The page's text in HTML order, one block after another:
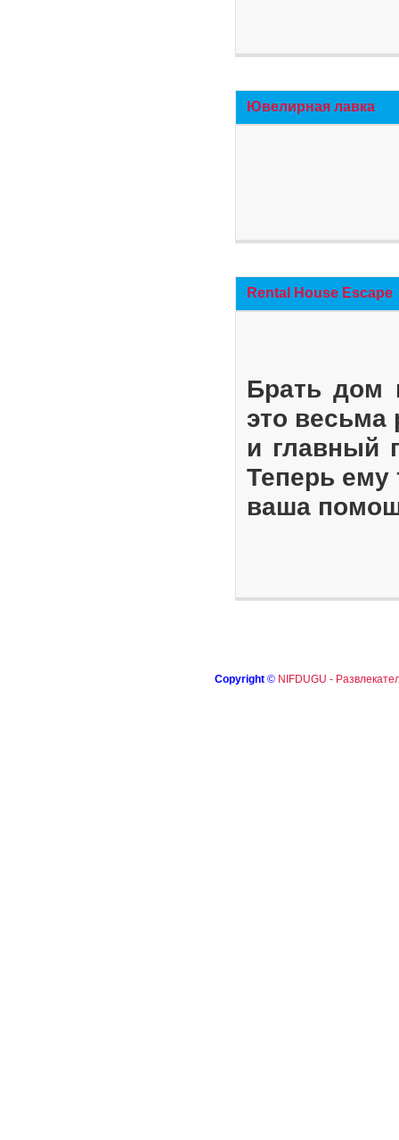
Ювелирная лавка
Rental House Escape
Брать дом
это весьма
и главный
Теперь ему
ваша
Copyright © NIFDUGU -